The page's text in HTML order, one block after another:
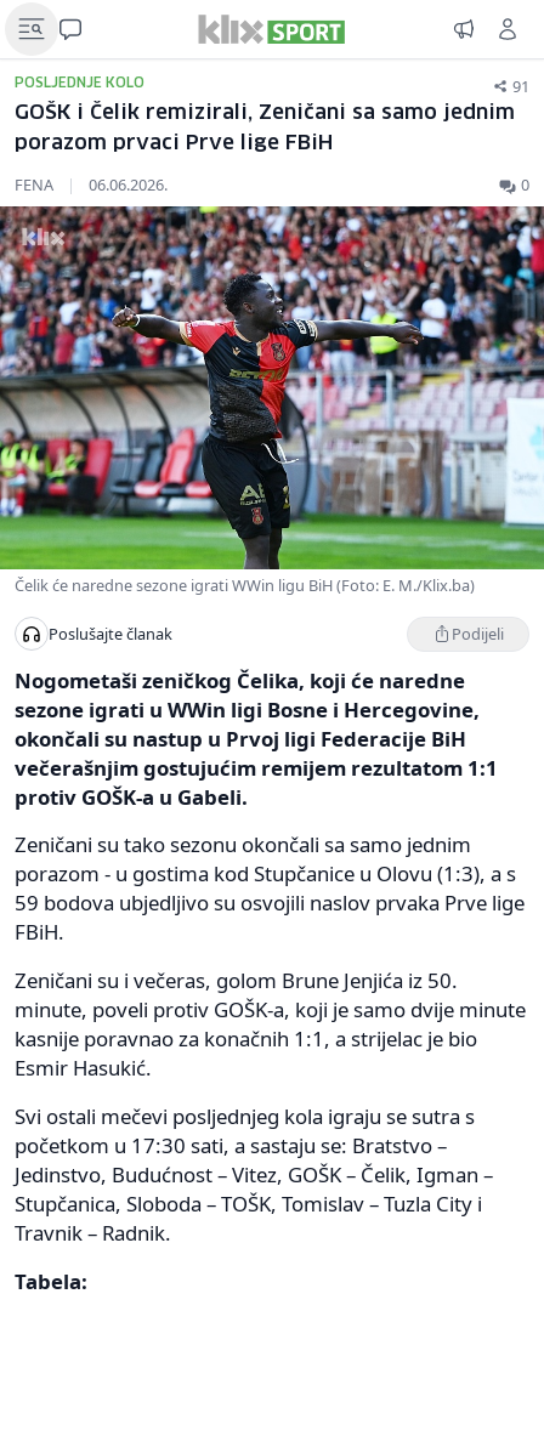
POSLJEDNJE KOLO 91
GOŠK i Čelik remizirali, Zeničani sa samo jednim
porazom prvaci Prve lige FBiH
FENA | 06.06.2026. 0
Čelik će naredne sezone igrati WWin ligu BiH (Foto: E. M./Klix.ba)
Poslušajte članak Podijeli
Nogometaši zeničkog Čelika, koji će naredne
sezone igrati u WWin ligi Bosne i Hercegovine,
okončali su nastup u Prvoj ligi Federacije BiH
večerašnjim gostujućim remijem rezultatom 1:1
protiv GOŠK-a u Gabeli.
Zeničani su tako sezonu okončali sa samo jednim
porazom - u gostima kod Stupčanice u Olovu (1:3), a s
59 bodova ubjedljivo su osvojili naslov prvaka Prve lige
FBiH.
Zeničani su i večeras, golom Brune Jenjića iz 50.
minute, poveli protiv GOŠK-a, koji je samo dvije minute
kasnije poravnao za konačnih 1:1, a strijelac je bio
Esmir Hasukić.
Svi ostali mečevi posljednjeg kola igraju se sutra s
početkom u 17:30 sati, a sastaju se: Bratstvo –
Jedinstvo, Budućnost – Vitez, GOŠK – Čelik, Igman –
Stupčanica, Sloboda – TOŠK, Tomislav – Tuzla City i
Travnik – Radnik.
Tabela: